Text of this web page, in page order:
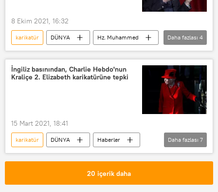
8 Ekim 2021, 16:32
karikatür DÜNYA
Hz. Muhammed
İsveç
Lars Vilks
Müze
karikatürist
Daha fazlası 4
İngiliz basınından, Charlie Hebdo'nun
Kraliçe 2. Elizabeth karikatürüne tepki
15 Mart 2021, 18:41
karikatür DÜNYA
Haberler
Avrupa
YAŞAM
Türkiye
İngiltere
Irkçı
Daha fazlası 7
20 içerik daha